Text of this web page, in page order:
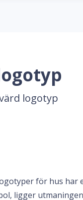
logotyp
för hus har
ligger